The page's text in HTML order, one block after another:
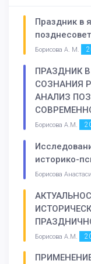
Праздник в
Борисова А. М.
ПРАЗДНИК
СОЗНАНИЯ
АНАЛИЗ
Борисова А.М.
историко-
Борисова
Борисова А.М.